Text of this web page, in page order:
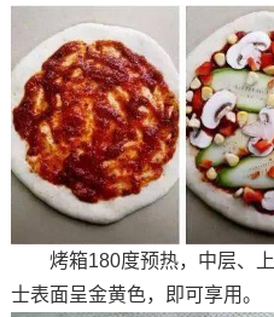
烤箱180度预热，中层、
士表面呈金黄色，即可享用。